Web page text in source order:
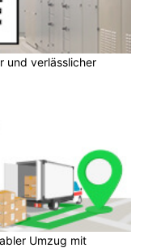
und verlässlicher
Umzug mit